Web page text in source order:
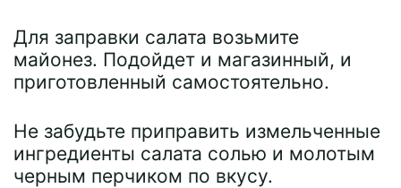
Для заправки салата возьмите
майонез. Подойдет и магазинный, и
приготовленный самостоятельно.
Не забудьте приправить измельченные
ингредиенты салата солью и молотым
черным перчиком по вкусу.